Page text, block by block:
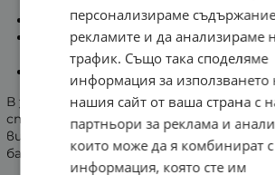
Подкрепя енергийния
Подпомага образуването на
кости и коса.
Удобна форма за прием.
В забързаното ежедневие, когато
стресови фактори и натоварен
витамини е важен елемент от
балансирано ежедневие.
персонализираме
рекламите и да анализираме
трафик. Също така споделяме
информация за използването
нашия сайт от ваша страна с
партньори за реклама и
които може да я комбинират с
информация, която сте им